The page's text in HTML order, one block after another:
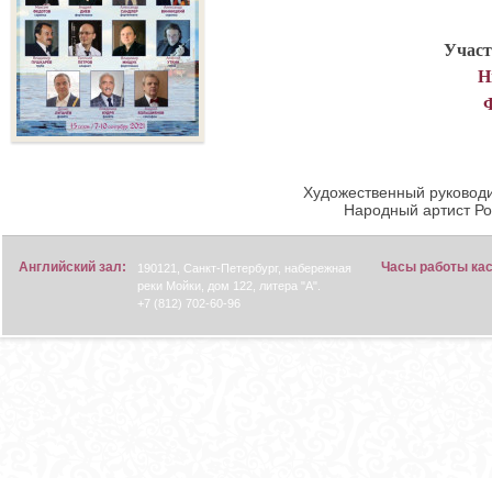
Художественный
Народный артист
Английский зал:
190121, Санкт-Петербург, набережная
реки Мойки, дом 122, литера "А".
+7 (812) 702-60-96
Часы работы